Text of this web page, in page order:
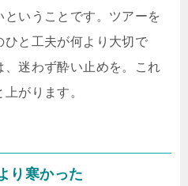
いうことです。ツアーを
と工夫が何より大切で
迷わず酔い止めを。これ
がります。
り寒かった